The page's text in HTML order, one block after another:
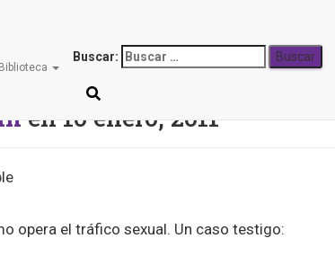
Biblioteca
Buscar:
en red
en10 enero, 2011
opera el tráfico sexual. Un caso testigo: